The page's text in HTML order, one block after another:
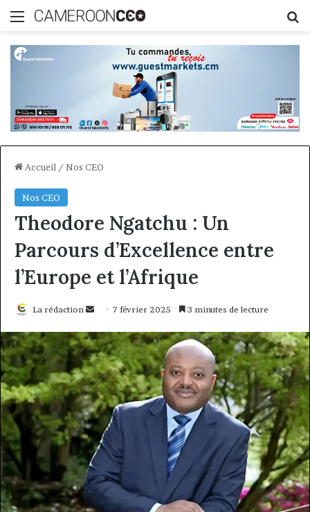
Menu
Accueil / Nos CEO
Nos CEO
Theodore Ngatchu : Un
Parcours d’Excellence entre
l’Europe et l’Afrique
La rédaction
Envoyer
courriel
7 février 2025 3 minutes de lecture